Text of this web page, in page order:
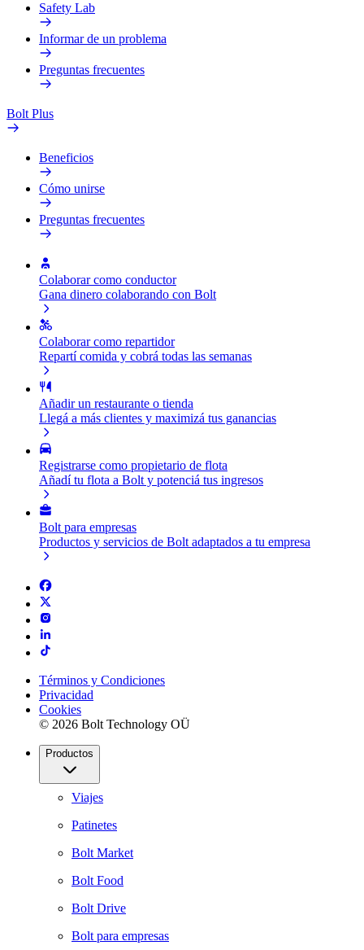
Safety Lab
Informar de un problema
Preguntas frecuentes
Bolt Plus
Beneficios
Cómo unirse
Preguntas frecuentes
Colaborar como conductor
Gana dinero colaborando con Bolt
Colaborar como repartidor
Repartí comida y cobrá todas las semanas
Añadir un restaurante o tienda
Llegá a más clientes y maximizá tus ganancias
Registrarse como propietario de flota
Añadí tu flota a Bolt y potenciá tus ingresos
Bolt para empresas
Productos y servicios de Bolt adaptados a tu empresa
Términos y Condiciones
Privacidad
Cookies
© 2026 Bolt Technology OÜ
Productos
Viajes
Patinetes
Bolt Market
Bolt Food
Bolt Drive
Bolt para empresas